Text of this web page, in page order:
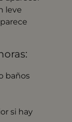
leve
baños
si hay